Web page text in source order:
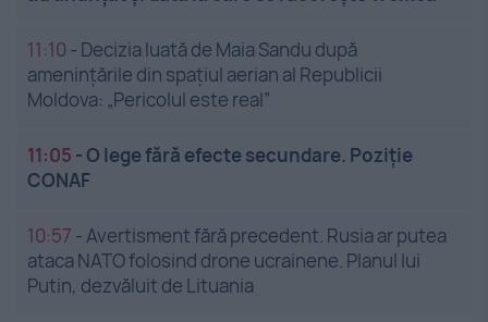
11:10 - Decizia luată de Maia Sandu după
amenințările din spațiul aerian al Republicii
Moldova: „Pericolul este real”
11:05 -O lege fără efecte secundare. Poziție
CONAF
10:57 -Avertisment fără precedent. Rusia ar putea
ataca NATO folosind drone ucrainene. Planul lui
Putin, dezvăluit de Lituania